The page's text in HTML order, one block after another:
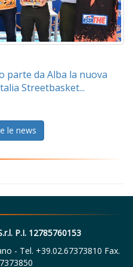
parte da Alba la nuova
Streetbasket...
le news
P.I. 12785760153
- Tel. +39.02.67373810 Fax.